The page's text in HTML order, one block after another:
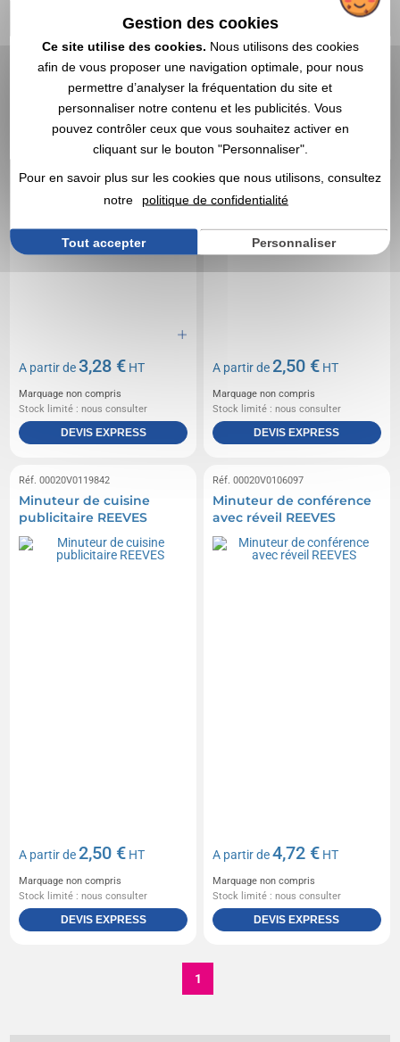
A partir de3,28 € HT
Marquage non compris
Stock limité : nous consulter
DEVIS EXPRESS
Minuteur de cuisine avec
logo REEVES
A partir de2,50 € HT
Marquage non compris
Stock limité : nous consulter
DEVIS EXPRESS
Réf. 00020V0119842
Minuteur de cuisine
publicitaire REEVES
A partir de2,50 € HT
Marquage non compris
Stock limité : nous consulter
DEVIS EXPRESS
Réf. 00020V0106097
Minuteur de conférence
avec réveil REEVES
A partir de4,72 € HT
Marquage non compris
Stock limité : nous consulter
DEVIS EXPRESS
1
Gestion des cookies
Ce site utilise des cookies. Nous utilisons des cookies
afin de vous proposer une navigation optimale, pour nous
permettre d’analyser la fréquentation du site et
personnaliser notre contenu et les publicités. Vous
pouvez contrôler ceux que vous souhaitez activer en
cliquant sur le bouton "Personnaliser".
Pour en savoir plus sur les cookies que nous utilisons, consultez
notre
politique de confidentialité
Tout accepter Personnaliser